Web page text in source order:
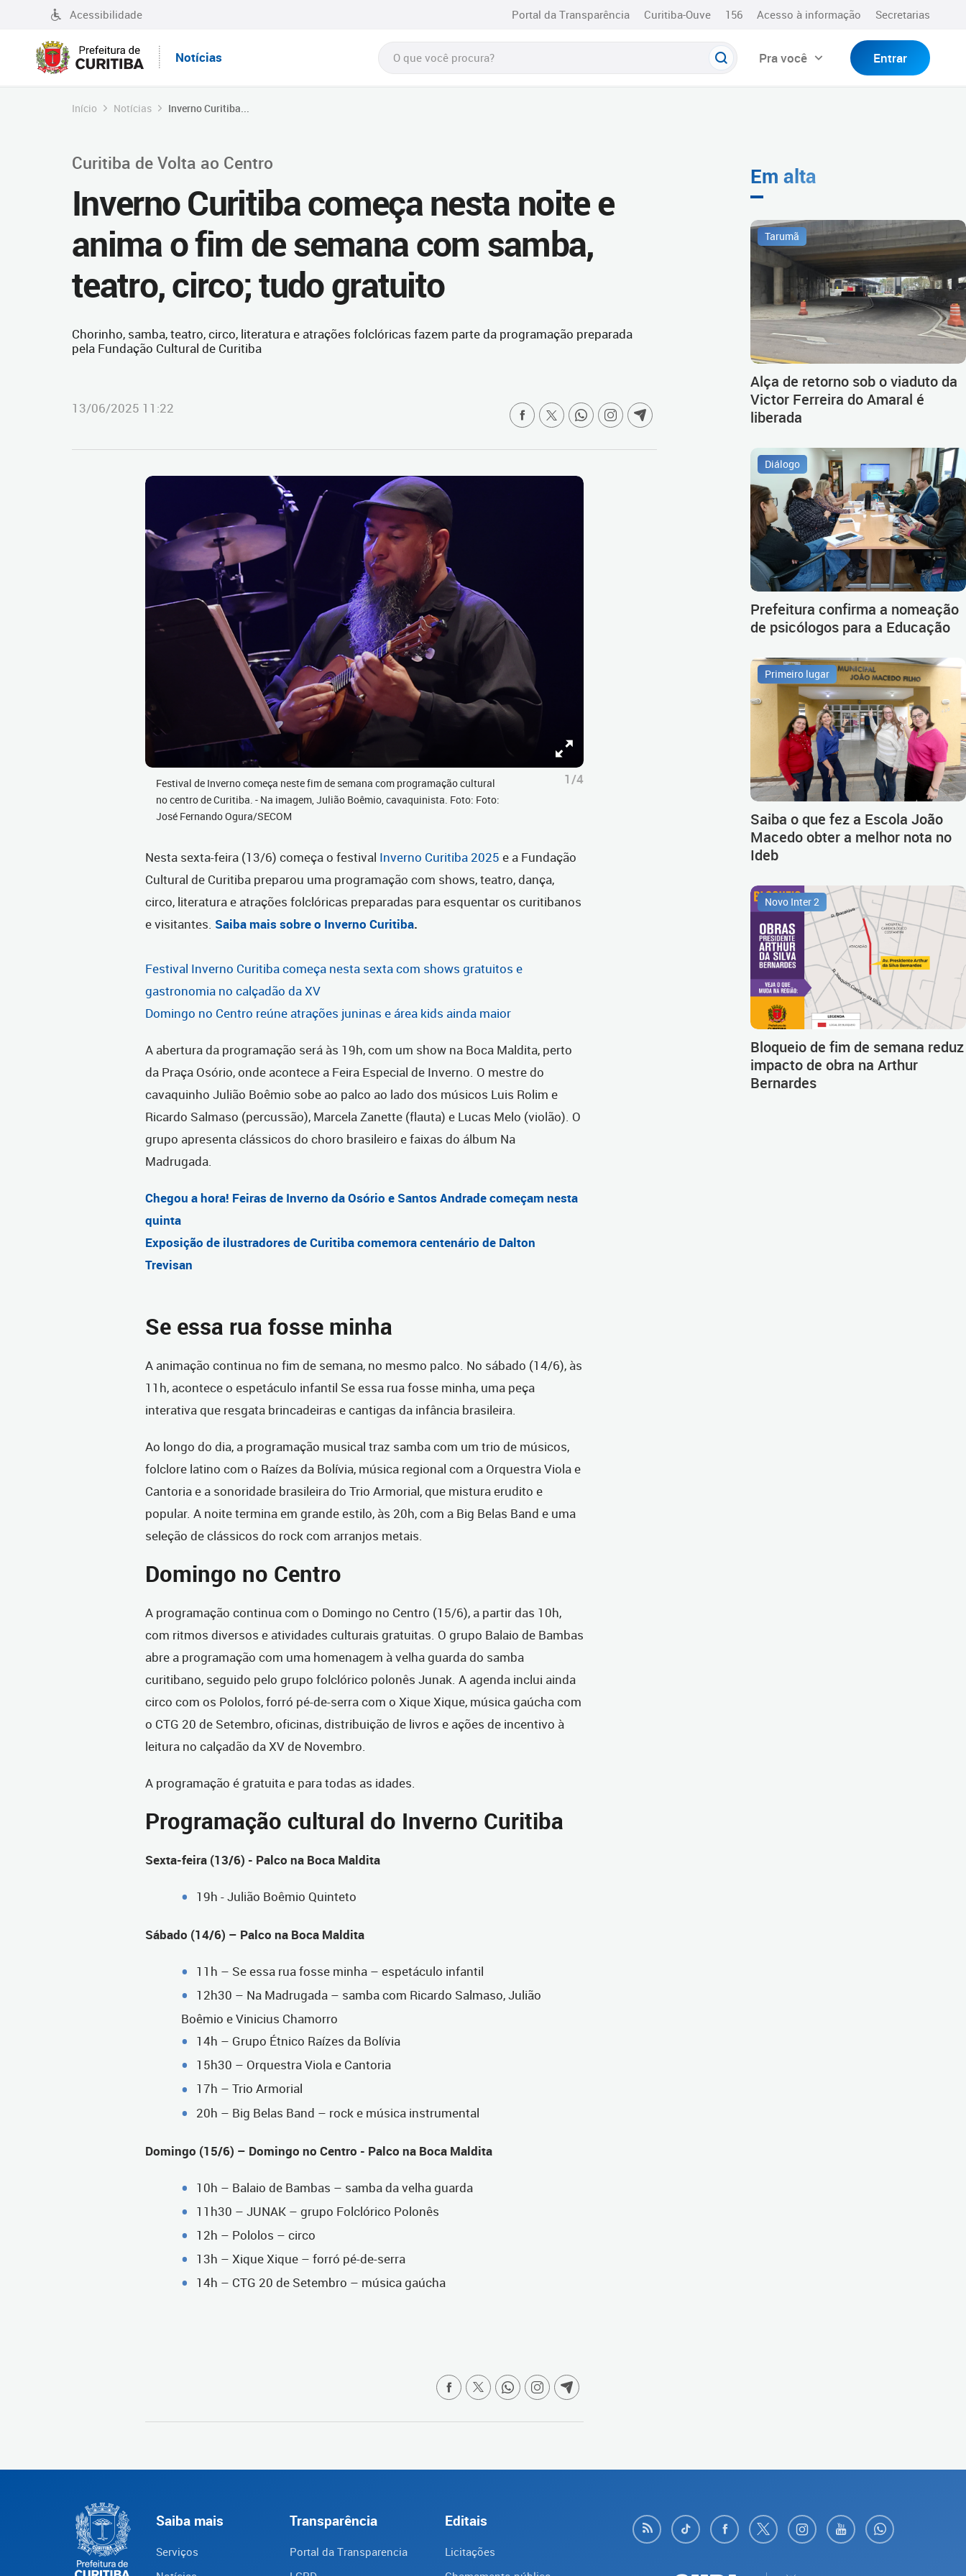
Acessibilidade Portal da Transparência Curitiba-Ouve 156 Acesso à informação Secretarias
Notícias Pra você Entrar
Início Notícias Inverno Curitiba...
Curitiba de Volta ao Centro
Inverno Curitiba começa nesta noite e
anima o fim de semana com samba,
teatro, circo; tudo gratuito
Chorinho, samba, teatro, circo, literatura e atrações folclóricas fazem parte da programação preparada
pela Fundação Cultural de Curitiba
13/06/2025 11:22
Festival de Inverno começa neste fim de semana com programação cultural
no centro de Curitiba. - Na imagem, Julião Boêmio, cavaquinista. Foto: Foto:
José Fernando Ogura/SECOM
1/4
Nesta sexta-feira (13/6) começa o festival Inverno Curitiba 2025 e a Fundação
Cultural de Curitiba preparou uma programação com shows, teatro, dança,
circo, literatura e atrações folclóricas preparadas para esquentar os curitibanos
e visitantes. Saiba mais sobre o Inverno Curitiba.
Festival Inverno Curitiba começa nesta sexta com shows gratuitos e
gastronomia no calçadão da XV
Domingo no Centro reúne atrações juninas e área kids ainda maior
A abertura da programação será às 19h, com um show na Boca Maldita, perto
da Praça Osório, onde acontece a Feira Especial de Inverno. O mestre do
cavaquinho Julião Boêmio sobe ao palco ao lado dos músicos Luis Rolim e
Ricardo Salmaso (percussão), Marcela Zanette (flauta) e Lucas Melo (violão). O
grupo apresenta clássicos do choro brasileiro e faixas do álbum Na
Madrugada.
Chegou a hora! Feiras de Inverno da Osório e Santos Andrade começam nesta
quinta
Exposição de ilustradores de Curitiba comemora centenário de Dalton
Trevisan
Se essa rua fosse minha
A animação continua no fim de semana, no mesmo palco. No sábado (14/6), às
11h, acontece o espetáculo infantil Se essa rua fosse minha, uma peça
interativa que resgata brincadeiras e cantigas da infância brasileira.
Ao longo do dia, a programação musical traz samba com um trio de músicos,
folclore latino com o Raízes da Bolívia, música regional com a Orquestra Viola e
Cantoria e a sonoridade brasileira do Trio Armorial, que mistura erudito e
popular. A noite termina em grande estilo, às 20h, com a Big Belas Band e uma
seleção de clássicos do rock com arranjos metais.
Domingo no Centro
A programação continua com o Domingo no Centro (15/6), a partir das 10h,
com ritmos diversos e atividades culturais gratuitas. O grupo Balaio de Bambas
abre a programação com uma homenagem à velha guarda do samba
curitibano, seguido pelo grupo folclórico polonês Junak. A agenda inclui ainda
circo com os Pololos, forró pé-de-serra com o Xique Xique, música gaúcha com
o CTG 20 de Setembro, oficinas, distribuição de livros e ações de incentivo à
leitura no calçadão da XV de Novembro.
A programação é gratuita e para todas as idades.
Programação cultural do Inverno Curitiba
Sexta-feira (13/6) - Palco na Boca Maldita
19h - Julião Boêmio Quinteto
Sábado (14/6) – Palco na Boca Maldita
11h – Se essa rua fosse minha – espetáculo infantil
12h30 – Na Madrugada – samba com Ricardo Salmaso, Julião
Boêmio e Vinicius Chamorro
14h – Grupo Étnico Raízes da Bolívia
15h30 – Orquestra Viola e Cantoria
17h – Trio Armorial
20h – Big Belas Band – rock e música instrumental
Domingo (15/6) – Domingo no Centro - Palco na Boca Maldita
10h – Balaio de Bambas – samba da velha guarda
11h30 – JUNAK – grupo Folclórico Polonês
12h – Pololos – circo
13h – Xique Xique – forró pé-de-serra
14h – CTG 20 de Setembro – música gaúcha
Em alta
Tarumã
Alça de retorno sob o viaduto da
Victor Ferreira do Amaral é
liberada
Diálogo
Prefeitura confirma a nomeação
de psicólogos para a Educação
Primeiro lugar
Saiba o que fez a Escola João
Macedo obter a melhor nota no
Ideb
Novo Inter 2
Bloqueio de fim de semana reduz
impacto de obra na Arthur
Bernardes
Saiba mais
Serviços
Transparência
Portal da Transparencia
Editais
Licitações